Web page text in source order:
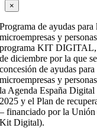
×
Programa de ayudas
microempresas y
programa KIT DIGITAL,
de diciembre por la que
concesión de ayudas
microempresas y
la Agenda España
2025 y el Plan de
– financiado por la
Kit Digital).